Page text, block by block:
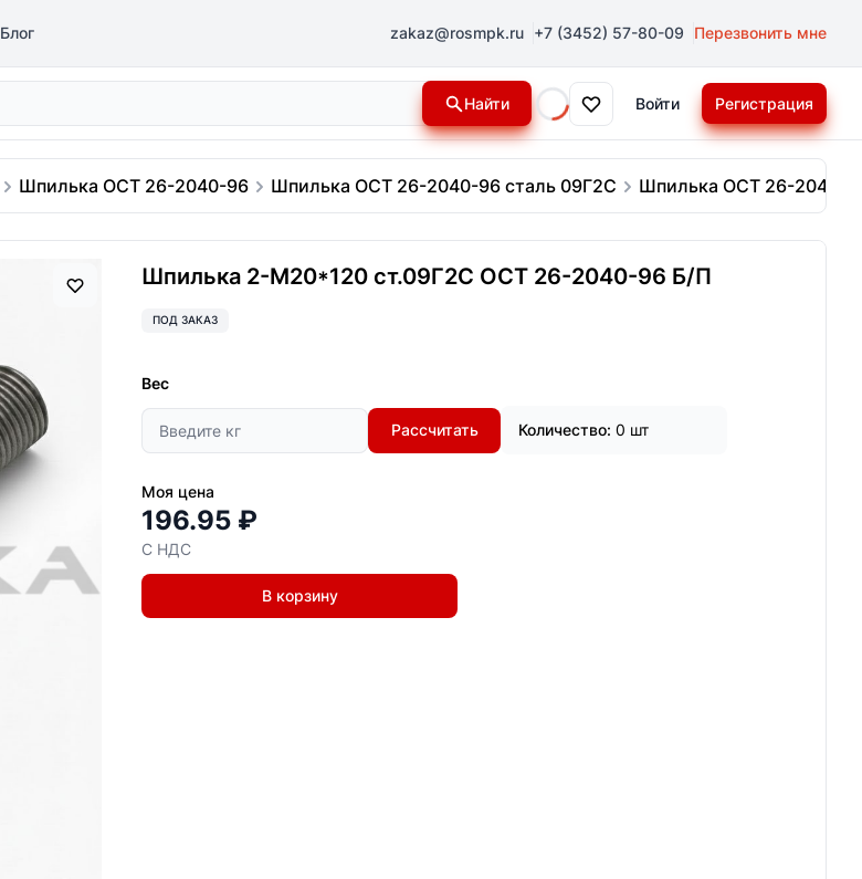
Блог zakaz@rosmpk.ru +7 (3452) 57-80-09 Перезвонить мне
Найти
Loading...
Войти Регистрация
Шпилька ОСТ 26-2040-96 Шпилька ОСТ 26-2040-96 сталь 09Г2С Шпилька ОСТ 26-2040-
Шпилька 2-М20*120 ст.09Г2С ОСТ 26-2040-96 Б/П
ПОД ЗАКАЗ
Вес
Рассчитать Количество: 0 шт
Моя цена
196.95 ₽
С НДС
В корзину